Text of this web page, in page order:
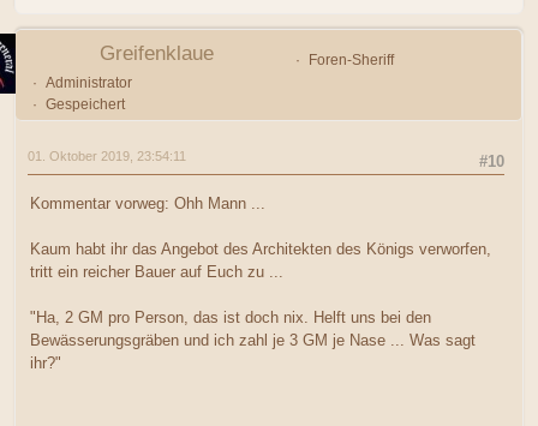
Greifenklaue
Foren-Sheriff
Administrator
Gespeichert
#10
01. Oktober 2019, 23:54:11
Kommentar vorweg: Ohh Mann ...
Kaum habt ihr das Angebot des Architekten des Königs verworfen,
tritt ein reicher Bauer auf Euch zu ...
"Ha, 2 GM pro Person, das ist doch nix. Helft uns bei den
Bewässerungsgräben und ich zahl je 3 GM je Nase ... Was sagt
ihr?"